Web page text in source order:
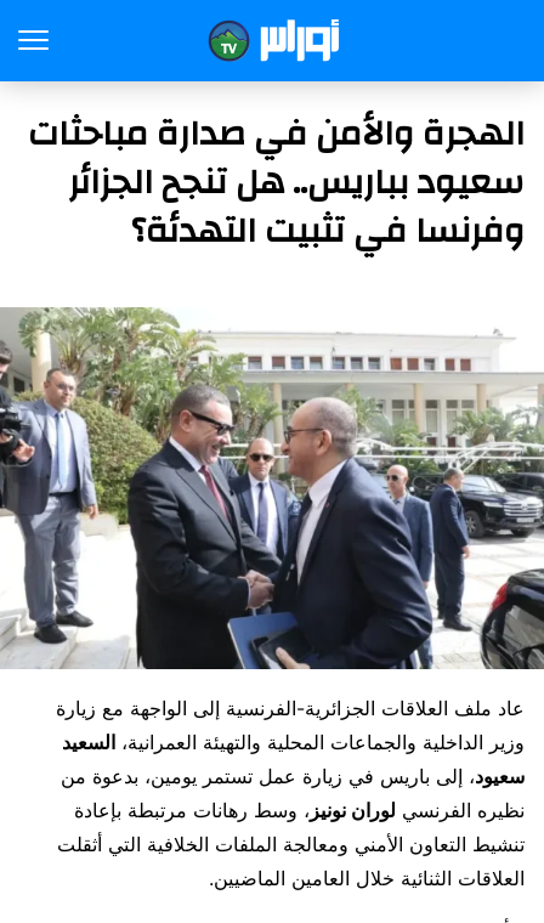
الهجرة والأمن في صدارة مباحثات
سعيود بباريس.. هل تنجح الجزائر
وفرنسا في تثبيت التهدئة؟
عاد ملف العلاقات الجزائرية-الفرنسية إلى الواجهة مع زيارة
وزير الداخلية والجماعات المحلية والتهيئة العمرانية، السعيد
سعيود، إلى باريس في زيارة عمل تستمر يومين، بدعوة من
نظيره الفرنسي لوران نونيز ، وسط رهانات مرتبطة بإعادة
تنشيط التعاون الأمني ومعالجة الملفات الخلافية التي أثقلت
العلاقات الثنائية خلال العامين الماضيين.